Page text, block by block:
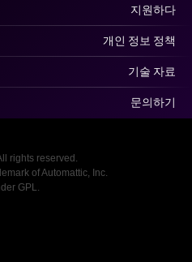
지원하다
개인 정보 정책
기술 자료
문의하기
rights reserved.
of Automattic, Inc.
GPL.